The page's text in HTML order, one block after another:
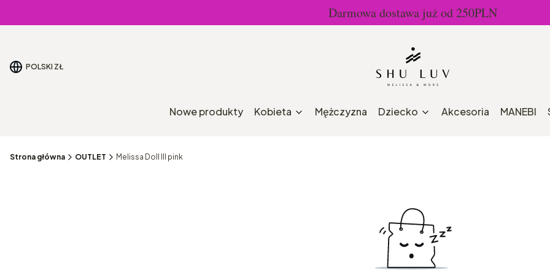
Darmowa dostawa już od 250PLN
POLSKI ZŁ
Nowe produkty Kobieta Mężczyzna Dziecko Akcesoria MANEBI
Strona główna OUTLET Melissa Doll III pink